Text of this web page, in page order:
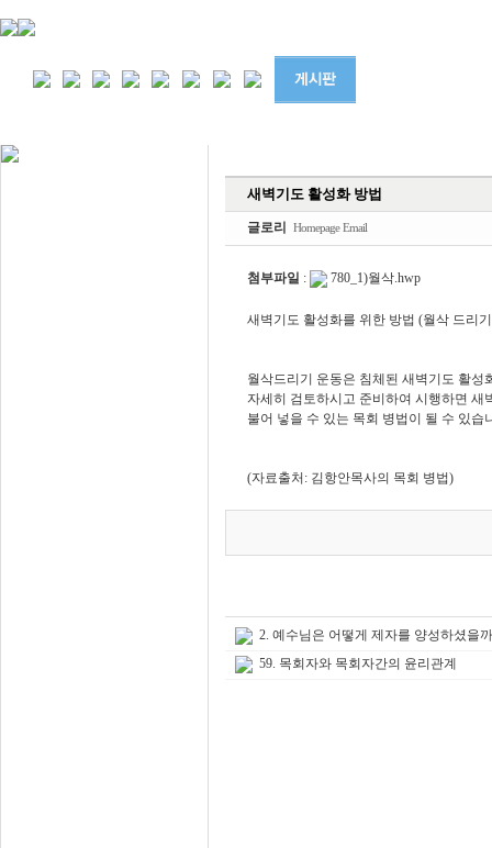
새벽기도 활성화 방법
글로리 Homepage Email
첨부파일 : 780_1)월삭.hwp
새벽기도 활성화를 위한 방법 (월삭 드리
월삭드리기 운동은 침체된 새벽기도 활성
자세히 검토하시고 준비하여 시행하면 새
불어 넣을 수 있는 목회 병법이 될 수 있습
(자료출처: 김항안목사의 목회 병법)
2. 예수님은 어떻게 제자를 양성하셨을
59. 목회자와 목회자간의 윤리관계